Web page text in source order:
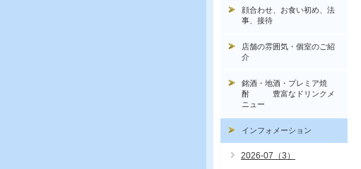
顔合わせ、お食い初め、法
事、接待
店舗の雰囲気・個室のご紹
介
銘酒・地酒・プレミア焼
酎 豊富なドリンクメ
ニュー
インフォメーション
2026-07（3）